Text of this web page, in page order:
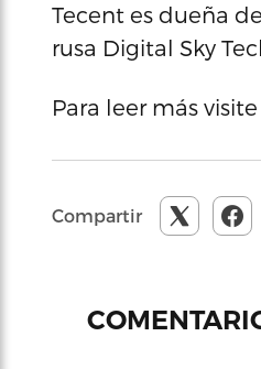
Tecent es dueña
rusa Digital Sky
Para leer más visite
Compartir